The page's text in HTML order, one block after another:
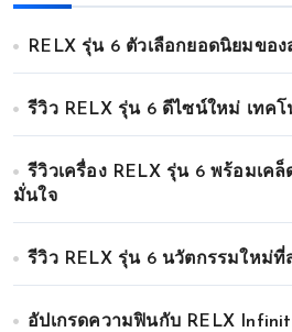
RELX รุ่น 6 ตัวเลือกยอดนิยมขอ
รีวิว RELX รุ่น 6 ดีไซน์ใหม่ เทคโ
รีวิวเครื่อง RELX รุ่น 6 พร้อมเค
มั่นใจ
รีวิว RELX รุ่น 6 นวัตกรรมใหม่
อัปเกรดความฟินกับ RELX